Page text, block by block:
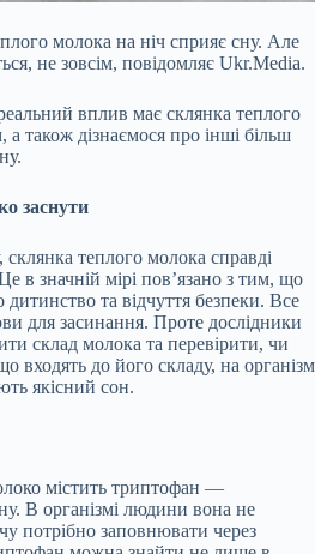
молока на ніч сприяє сну. Але
не зовсім, повідомляє Ukr.Media.
вплив має склянка теплого
також дізнаємося про інші більш
заснути
склянка теплого молока справді
в значній мірі пов’язано з тим, що
та відчуття безпеки. Все
для засинання. Проте дослідники
склад молока та перевірити, чи
входять до його складу, на організм
якісний сон.
містить триптофан —
В організмі людини вона не
потрібно заповнювати через